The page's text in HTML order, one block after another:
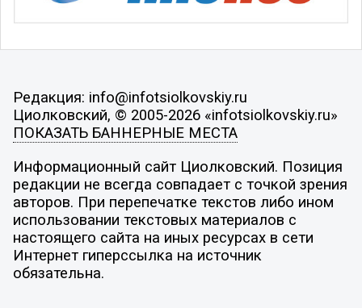
Редакция: info@infotsiolkovskiy.ru
Циолковский, © 2005-2026 «infotsiolkovskiy.ru»
ПОКАЗАТЬ БАННЕРНЫЕ МЕСТА
Информационный сайт Циолковский. Позиция
редакции не всегда совпадает с точкой зрения
авторов. При перепечатке текстов либо ином
использовании текстовых материалов с
настоящего сайта на иных ресурсах в сети
Интернет гиперссылка на источник
обязательна.